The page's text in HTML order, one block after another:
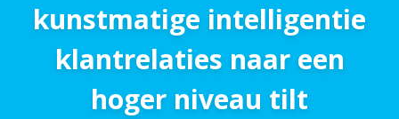
kunstmatige intelligentie
klantrelaties naar een
hoger niveau tilt